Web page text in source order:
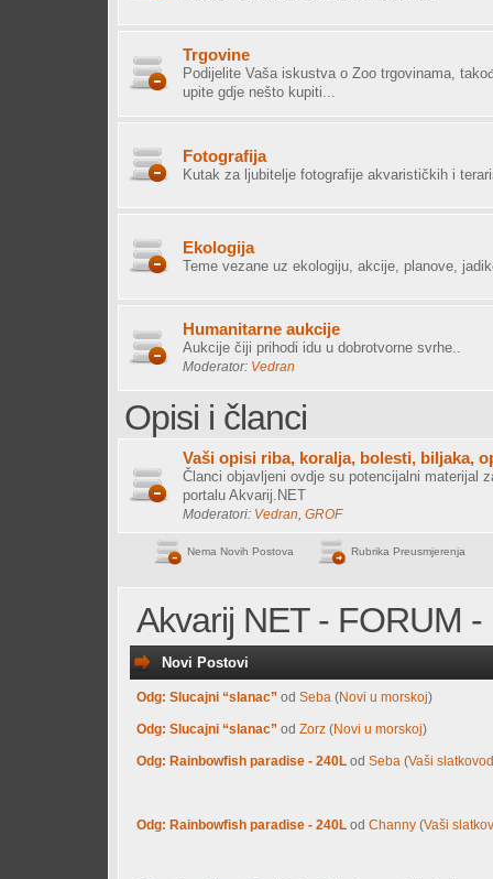
Trgovine
Podijelite Vaša iskustva o Zoo trgovinama,
upite gdje nešto kupiti...
Fotografija
Kutak za ljubitelje fotografije akvarističkih i
Ekologija
Teme vezane uz ekologiju, akcije, planove,
Humanitarne aukcije
Aukcije čiji prihodi idu u dobrotvorne svrhe..
Moderator: Vedran
Opisi i članci
Vaši opisi riba, koralja, bolesti, biljaka,
Članci objavljeni ovdje su potencijalni materijal
portalu Akvarij.NET
Moderatori: Vedran GROF
Nema Novih Postova Rubrika Preusmjerenja
Akvarij NET - FORUM
Novi Postovi
Odg: Slucajni “slanac” od Seba (Novi u morskoj)
Odg: Slucajni “slanac” od Zorz (Novi u morskoj)
Odg: Rainbowfish paradise - 240L od Seba (Vaši
Odg: Rainbowfish paradise - 240L od Channy (Vaši